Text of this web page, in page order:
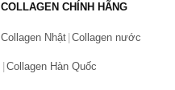
COLLAGEN CHÍNH HÃNG
Collagen Nhật Collagen nước
Collagen Hàn Quốc